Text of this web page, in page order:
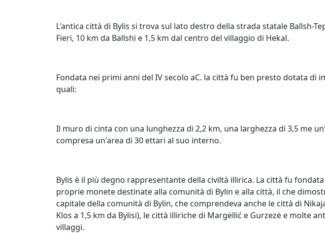
L'antica città di Bylis si trova sul lato destro della strada statale Ballsh-
Fieri, 10 km da Ballshi e 1,5 km dal centro del villaggio di Hekal.
Fondata nei primi anni del IV secolo aC. la città fu ben presto dotata di
quali:
Il muro di cinta con una lunghezza di 2,2 km, una larghezza di 3,5 me
compresa un'area di 30 ettari al suo interno.
Bylis è il più degno rappresentante della civiltà illirica. La città fu fondata
proprie monete destinate alla comunità di Bylin e alla città, il che
capitale della comunità di Bylin, che comprendeva anche le città di
Klos a 1,5 km da Bylisi), le città illiriche di Margëllić e Gurzezë e molte
villaggi.